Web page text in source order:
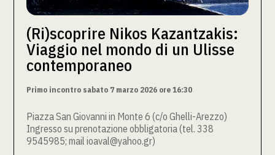
(Ri)scoprire Nikos Kazantzakis:
Viaggio nel mondo di un Ulisse
contemporaneo
Primo incontro sabato 7 marzo 2026 ore 16:30
Piazza San Giovanni in Monte 6 (c/o Ghelli-Arezzo)
Ingresso su prenotazione obbligatoria (tel. 338
9545985; mail ioaval@yahoo.gr)